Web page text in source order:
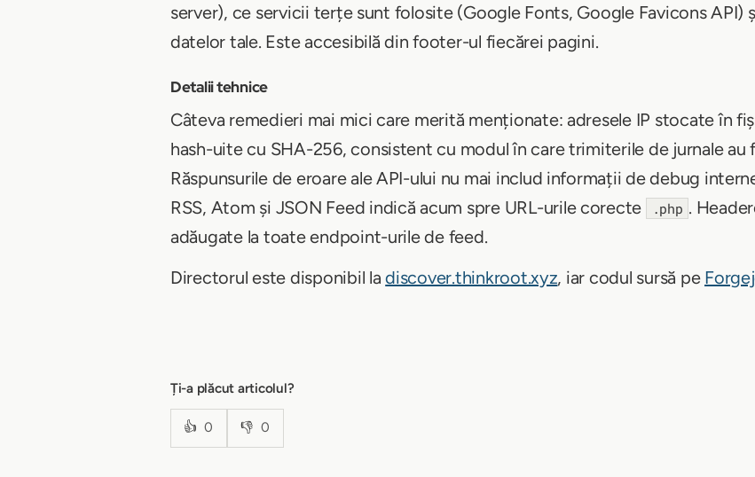
server), ce servicii terțe sunt folosite (Google Fonts, Google Favicons API)
datelor tale. Este accesibilă din footer-ul fiecărei pagini.
Detalii tehnice
Câteva remedieri mai mici care merită menționate: adresele IP stocate în
hash-uite cu SHA-256, consistent cu modul în care trimiterile de jurnale
Răspunsurile de eroare ale API-ului nu mai includ informații de debug
RSS, Atom și JSON Feed indică acum spre URL-urile corecte
.php .
adăugate la toate endpoint-urile de feed.
Directorul este disponibil ladiscover.thinkroot.xyz, iar codul sursă pe
Ți-a plăcut articolul?
👍 0 👎 0